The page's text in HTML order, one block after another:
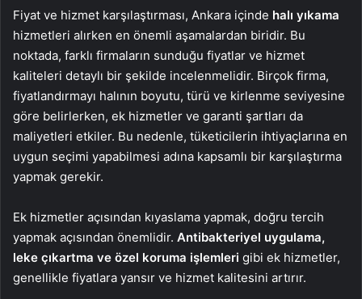
Fiyat ve hizmet karşılaştırması, Ankara içinde halı yıkama
hizmetleri alırken en önemli aşamalardan biridir. Bu
noktada, farklı firmaların sunduğu fiyatlar ve hizmet
kaliteleri detaylı bir şekilde incelenmelidir. Birçok firma,
fiyatlandırmayı halının boyutu, türü ve kirlenme seviyesine
göre belirlerken, ek hizmetler ve garanti şartları da
maliyetleri etkiler. Bu nedenle, tüketicilerin ihtiyaçlarına en
uygun seçimi yapabilmesi adına kapsamlı bir karşılaştırma
yapmak gerekir.
Ek hizmetler açısından kıyaslama yapmak, doğru tercih
yapmak açısından önemlidir. Antibakteriyel uygulama,
leke çıkartma ve özel koruma işlemleri gibi ek hizmetler,
genellikle fiyatlara yansır ve hizmet kalitesini artırır.